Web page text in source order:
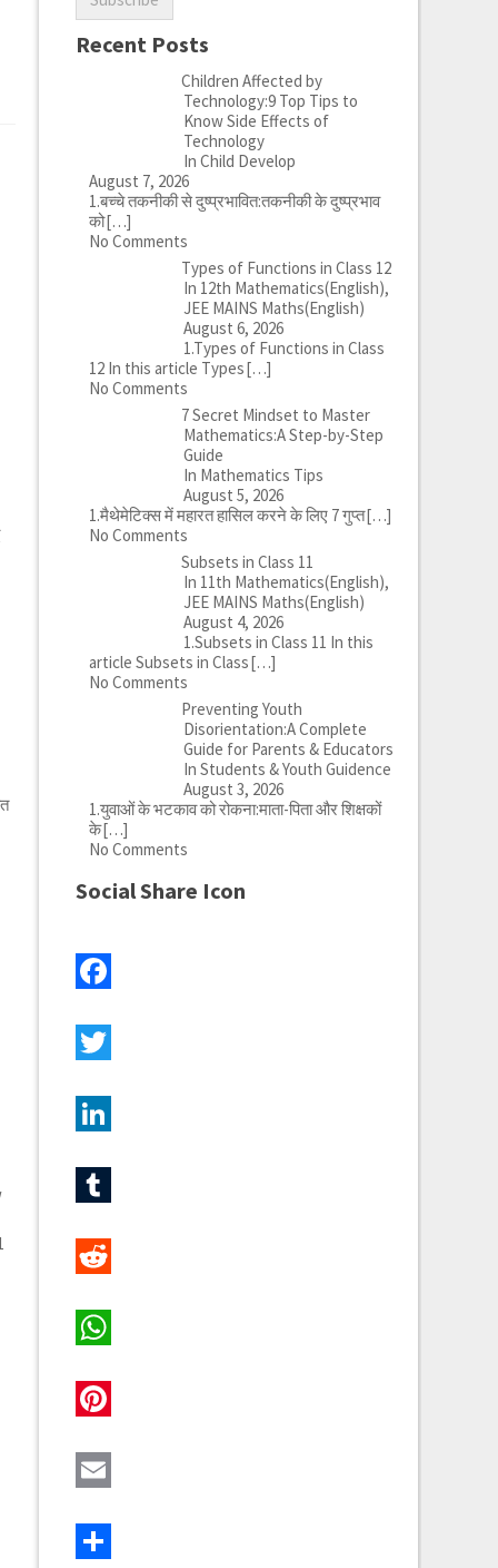
Recent Posts
Children Affected by
Technology:9 Top Tips to
Know Side Effects of
Technology
In Child Develop
August 7, 2026
1.बच्चे तकनीकी से दुष्प्रभावित:तकनीकी के दुष्प्रभाव
को[…]
No Comments
Types of Functions in Class 12
In 12th Mathematics(English),
JEE MAINS Maths(English)
August 6, 2026
1.Types of Functions in Class
12 In this article Types[…]
No Comments
7 Secret Mindset to Master
Mathematics:A Step-by-Step
Guide
In Mathematics Tips
August 5, 2026
1.मैथेमेटिक्स में महारत हासिल करने के लिए 7 गुप्त[…]
No Comments
Subsets in Class 11
In 11th Mathematics(English),
JEE MAINS Maths(English)
August 4, 2026
1.Subsets in Class 11 In this
article Subsets in Class[…]
No Comments
Preventing Youth
Disorientation:A Complete
Guide for Parents & Educators
In Students & Youth Guidence
August 3, 2026
1.युवाओं के भटकाव को रोकना:माता-पिता और शिक्षकों
के[…]
No Comments
Social Share Icon